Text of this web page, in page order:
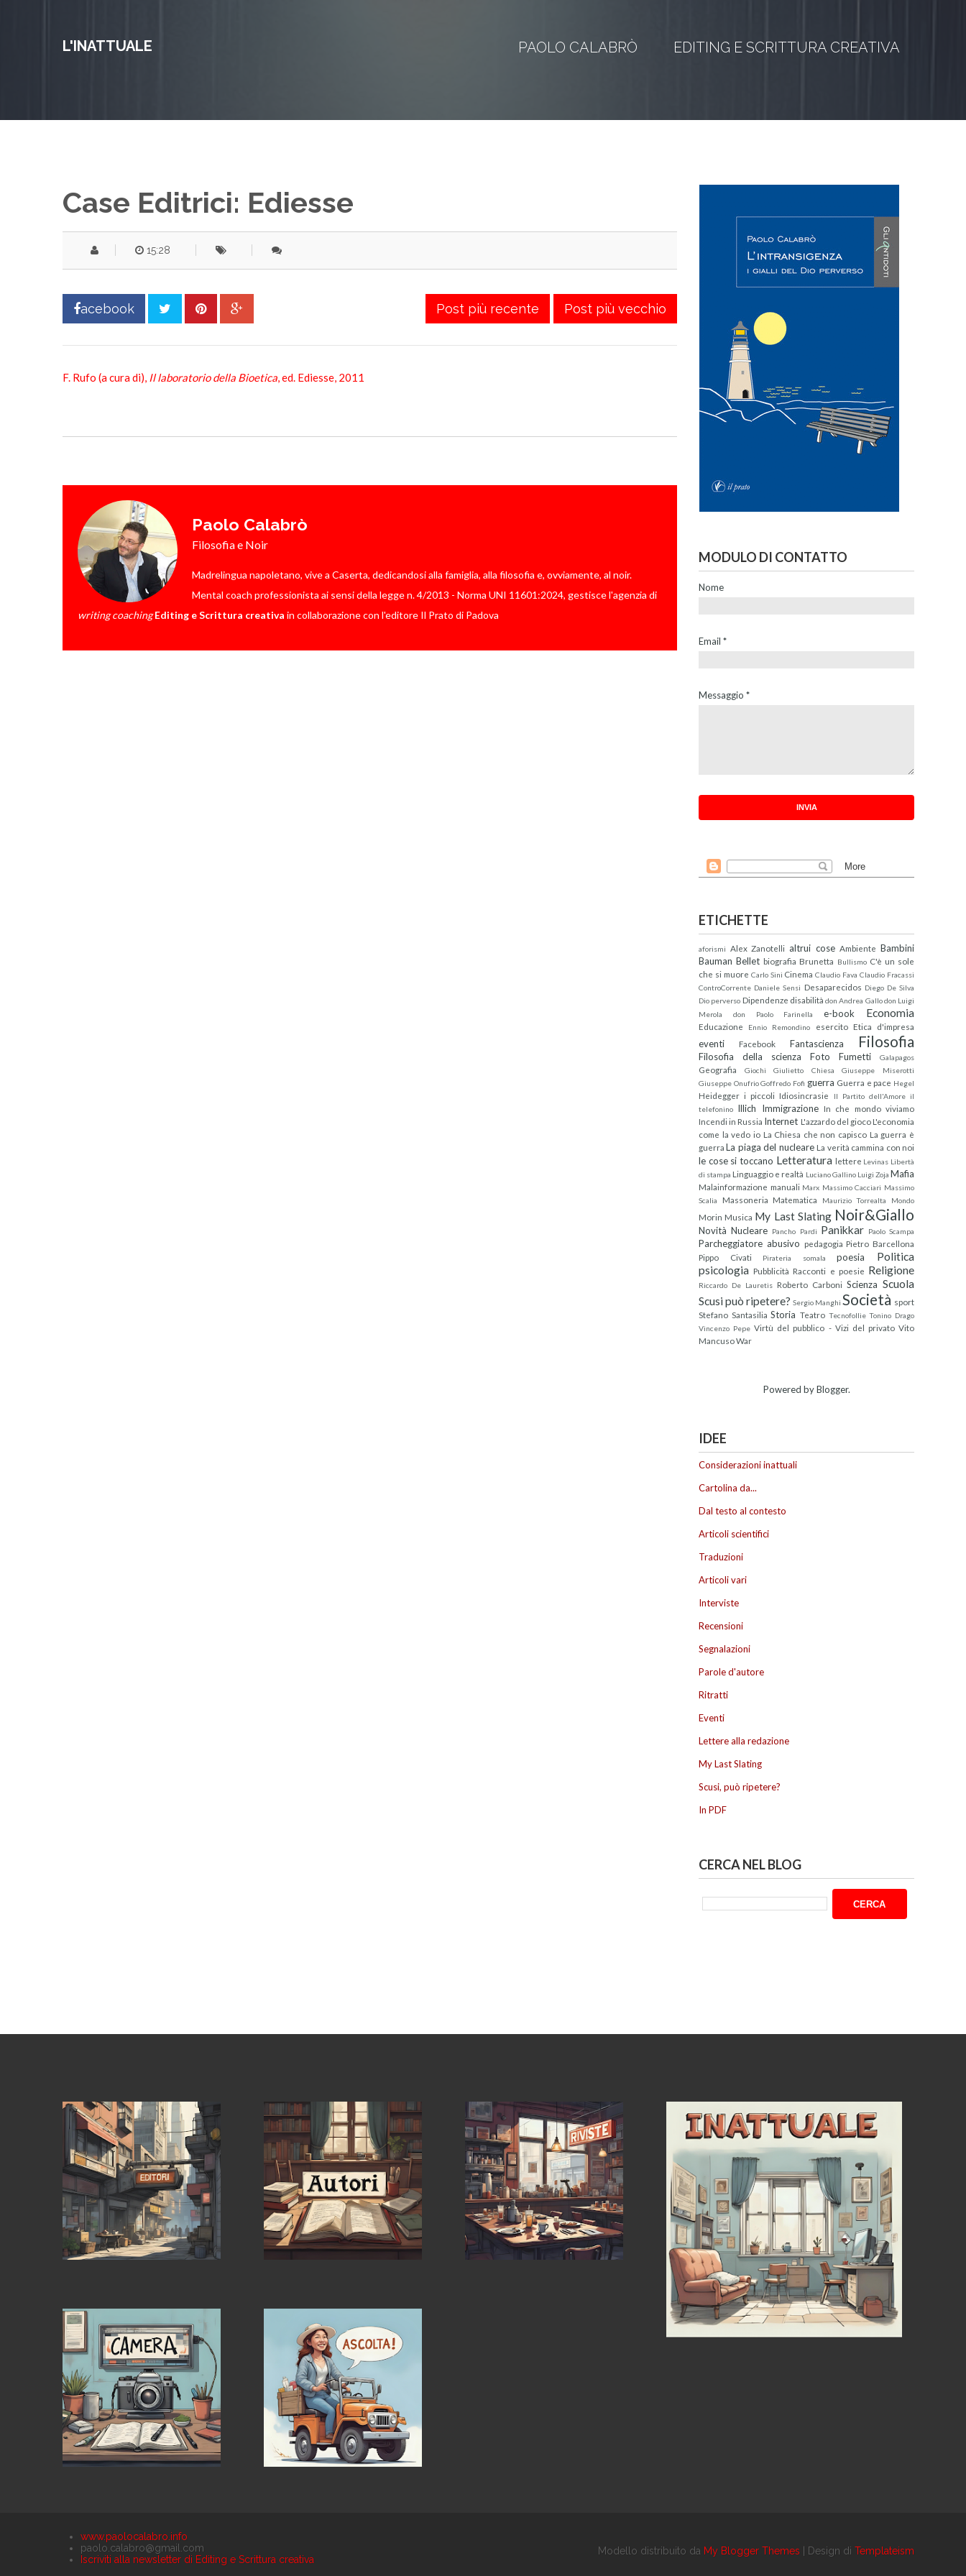
L'INATTUALE PAOLO CALABRÒ EDITING E SCRITTURA CREATIVA
Case Editrici: Ediesse
15:28
acebook Post più recente Post più vecchio
F. Rufo (a cura di), Il laboratorio della Bioetica, ed. Ediesse, 2011
Paolo Calabrò
Filosofia e Noir
Madrelingua napoletano, vive a Caserta, dedicandosi alla famiglia, alla filosofia e, ovviamente, al noir.
Mental coach professionista ai sensi della legge n. 4/2013 - Norma UNI 11601:2024, gestisce l'agenzia di
writing coaching Editing e Scrittura creativa in collaborazione con l'editore Il Prato di Padova
MODULO DI CONTATTO
Nome
Email *
Messaggio *
ETICHETTE
aforismi Alex Zanotelli altrui cose Ambiente Bambini
Bauman Bellet biografia Brunetta Bullismo C'è un sole
che si muore Carlo Sini Cinema Claudio Fava Claudio Fracassi
ControCorrente Daniele Sensi Desaparecidos Diego De Silva
Dio perverso Dipendenze disabilità don Andrea Gallo don Luigi
Merola
don Paolo Farinella e-book Economia
Educazione Ennio Remondino esercito Etica d'impresa
eventi Facebook Fantascienza Filosofia
Filosofia della scienza Foto Fumetti Galapagos
Geografia Giochi Giulietto Chiesa
Giuseppe Miserotti
Giuseppe Onufrio Goffredo Fofi guerra Guerra e pace Hegel
Heidegger i piccoli Idiosincrasie Il Partito dell'Amore il
telefonino Illich Immigrazione In che mondo viviamo
Incendi in Russia Internet L'azzardo del gioco L'economia
come la vedo io La Chiesa che non capisco La guerra è
guerra La piaga del nucleare La verità cammina con noi
le cose si toccano Letteratura lettere Levinas Libertà
di stampa Linguaggio e realtà Luciano Gallino Luigi Zoja Mafia
Malainformazione manuali Marx Massimo Cacciari Massimo
Scalia
Massoneria Matematica Maurizio Torrealta Mondo
Morin Musica My Last Slating Noir&Giallo
Novità Nucleare Pancho Pardi Panikkar Paolo Scampa
Parcheggiatore abusivo pedagogia Pietro Barcellona
Pippo Civati
Pirateria somala poesia
Politica
psicologia Pubblicità Racconti e poesie Religione
Riccardo De Lauretis Roberto Carboni Scienza Scuola
Scusi può ripetere? Sergio Manghi Società sport
Stefano Santasilia Storia Teatro Tecnofollie Tonino Drago
Vincenzo Pepe Virtù del pubblico - Vizi del privato Vito
MancusoWar
Powered byBlogger.
IDEE
Considerazioni inattuali
Cartolina da...
Dal testo al contesto
Articoli scientifici
Traduzioni
Articoli vari
Interviste
Recensioni
Segnalazioni
Parole d'autore
Ritratti
Eventi
Lettere alla redazione
My Last Slating
Scusi, può ripetere?
In PDF
CERCA NEL BLOG
Modello distribuito da My Blogger Themes | Design di Templateism
www.paolocalabro.info
paolo.calabro@gmail.com
Iscriviti alla newsletter di Editing e Scrittura creativa